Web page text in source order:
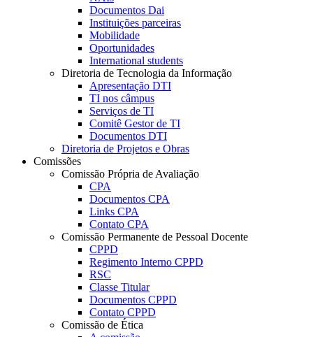
Documentos Dai
Instituições parceiras
Mobilidade
Oportunidades
International students
Diretoria de Tecnologia da Informação
Apresentação DTI
TI nos câmpus
Serviços de TI
Comitê Gestor de TI
Documentos DTI
Diretoria de Projetos e Obras
Comissões
Comissão Própria de Avaliação
CPA
Documentos CPA
Links CPA
Contato CPA
Comissão Permanente de Pessoal Docente
CPPD
Regimento Interno CPPD
RSC
Classe Titular
Documentos CPPD
Contato CPPD
Comissão de Ética